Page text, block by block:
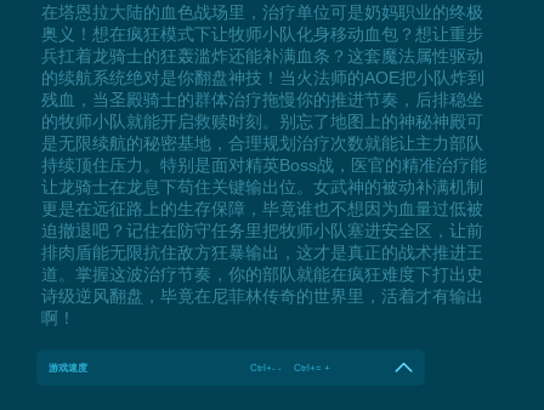
在塔恩拉大陆的血色战场里，治疗单位可是奶妈职业的终极
奥义！想在疯狂模式下让牧师小队化身移动血包？想让重步
兵扛着龙骑士的狂轰滥炸还能补满血条？这套魔法属性驱动
的续航系统绝对是你翻盘神技！当火法师的AOE把小队炸到
残血，当圣殿骑士的群体治疗拖慢你的推进节奏，后排稳坐
的牧师小队就能开启救赎时刻。别忘了地图上的神秘神殿可
是无限续航的秘密基地，合理规划治疗次数就能让主力部队
持续顶住压力。特别是面对精英Boss战，医官的精准治疗能
让龙骑士在龙息下苟住关键输出位。女武神的被动补满机制
更是在远征路上的生存保障，毕竟谁也不想因为血量过低被
迫撤退吧？记住在防守任务里把牧师小队塞进安全区，让前
排肉盾能无限抗住敌方狂暴输出，这才是真正的战术推进王
道。掌握这波治疗节奏，你的部队就能在疯狂难度下打出史
诗级逆风翻盘，毕竟在尼菲林传奇的世界里，活着才有输出
啊！
游戏速度 Ctrl+- - Ctrl+= +